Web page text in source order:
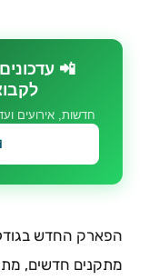
📲
חדשות, אירועים
מתקנים חדשים,